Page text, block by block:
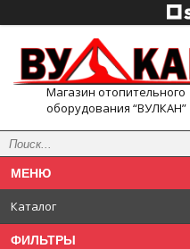
Магазин отопительного
оборудования “ВУЛКАН”
Каталог
ФИЛЬТРЫ